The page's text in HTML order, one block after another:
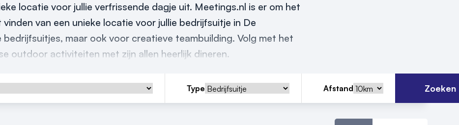
locatie voor jullie verfrissende dagje uit. Meetings.nl is er om het
van een unieke locatie voor jullie bedrijfsuitje in De
maar ook voor creatieve teambuilding. Volg met het
outdoor activiteiten met zijn allen heerlijk dineren.
Type Afstand Zoeken